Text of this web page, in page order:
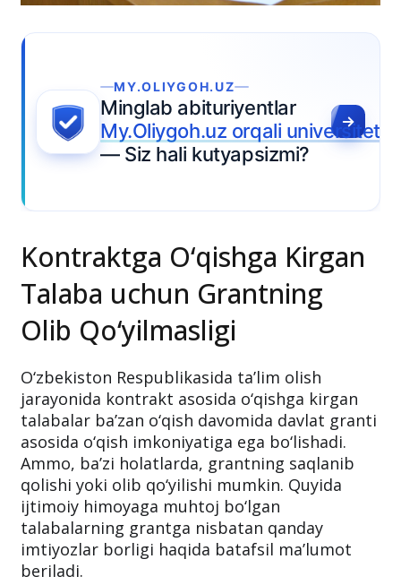
MY.OLIYGOH.UZ
Minglab abituriyentlar
My.Oliygoh.uz orqali universitet
— Siz hali kutyapsizmi?
Kontraktga O‘qishga Kirgan
Talaba uchun Grantning
Olib Qo‘yilmasligi
O‘zbekiston Respublikasida ta’lim olish
jarayonida kontrakt asosida o‘qishga kirgan
talabalar ba’zan o‘qish davomida davlat granti
asosida o‘qish imkoniyatiga ega bo‘lishadi.
Ammo, ba’zi holatlarda, grantning saqlanib
qolishi yoki olib qo‘yilishi mumkin. Quyida
ijtimoiy himoyaga muhtoj bo‘lgan
talabalarning grantga nisbatan qanday
imtiyozlar borligi haqida batafsil ma’lumot
beriladi.